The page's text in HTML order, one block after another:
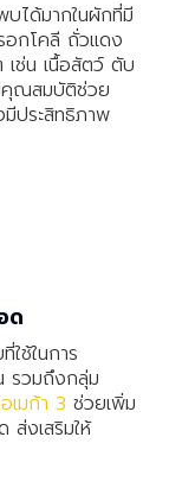
บได้มากในผักที่มี
อกโคลี ถั่วแดง
ช่น เนื้อสัตว์ ตับ
คุณสมบัติช่วย
มีประสิทธิภาพ
ด
ใช้ในการ
รวมถึงกลุ่ม
เมก้า 3 ช่วยเพิ่ม
ส่งเสริมให้